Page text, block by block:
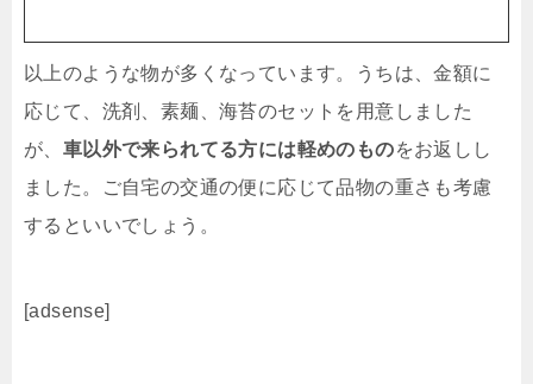
以上のような物が多くなっています。うちは、金額に
応じて、洗剤、素麺、海苔のセットを用意しました
が、 車以外で来られてる方には軽めのものをお返しし
ました。ご自宅の交通の便に応じて品物の重さも考慮
するといいでしょう。
[adsense]